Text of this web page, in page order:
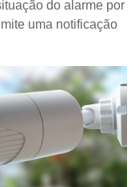
do alarme por
uma notificação